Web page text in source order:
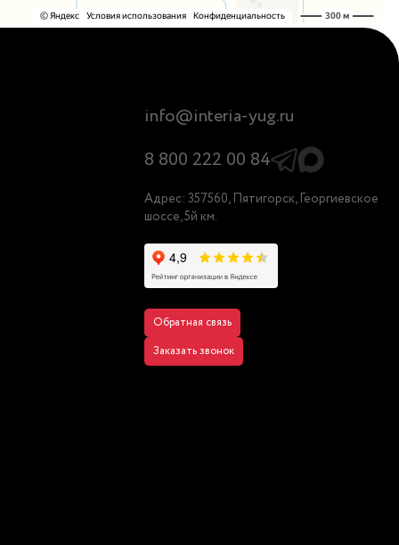
info@interia-yug.ru
8 800 222 00 84
Адрес: 357560, Пятигорск, Георгиевское
шоссе, 5й км.
Обратная связь
Заказать звонок